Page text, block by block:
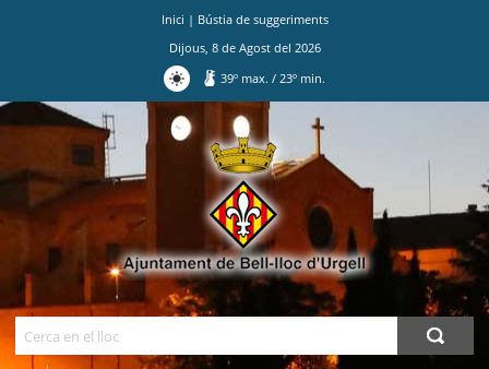
Inici | Bústia de suggeriments
Dijous, 8de Agostdel 2026
39º max./ 23º min.